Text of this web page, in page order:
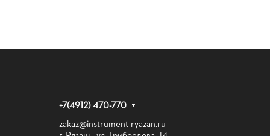
+7(4912) 470-770
zakaz@instrument-ryazan.ru